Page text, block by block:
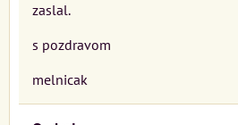
zaslal.
s pozdravom
melnicak